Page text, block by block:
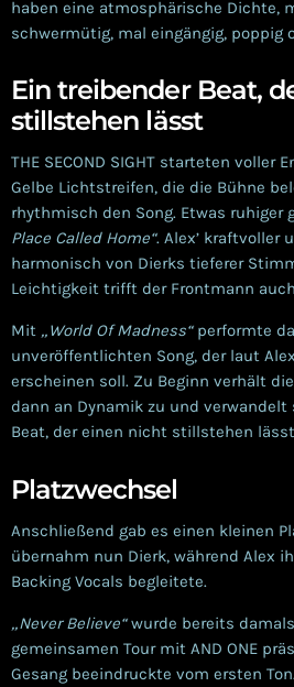
haben eine atmosphärische Dichte,
schwermütig, mal eingängig, poppig
Ein treibender Beat,
stillstehen lässt
THE SECOND SIGHT starteten voller
Gelbe Lichtstreifen, die die Bühne
rhythmisch den Song. Etwas ruhiger
Place Called Home“. Alex’ kraftvoller
harmonisch von Dierks tieferer
Leichtigkeit trifft der Frontmann
Mit „World Of Madness“performte
unveröffentlichten Song, der laut
erscheinen soll. Zu Beginn verhält
dann an Dynamik zu und
Beat, der einen nicht stillstehen
Platzwechsel
Anschließend gab es einen kleinen
übernahm nun Dierk, während Alex
Backing Vocals begleitete.
„Never Believe“wurde bereits
gemeinsamen Tour mit AND ONE
Gesang beeindruckte vom ersten